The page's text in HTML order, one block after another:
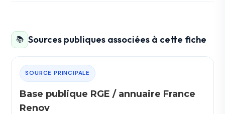
📚 Sources publiques associées à cette fiche
SOURCE PRINCIPALE
Base publique RGE / annuaire France
Renov